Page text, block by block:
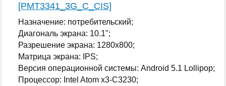
[PMT3341_3G_C_CIS]
Назначение: потребительский;
Диагональ экрана: 10.1";
Разрешение экрана: 1280x800;
Матрица экрана: IPS;
Версия операционной системы: Android 5.1 Lollipop;
Процессор: Intel Atom x3-C3230;